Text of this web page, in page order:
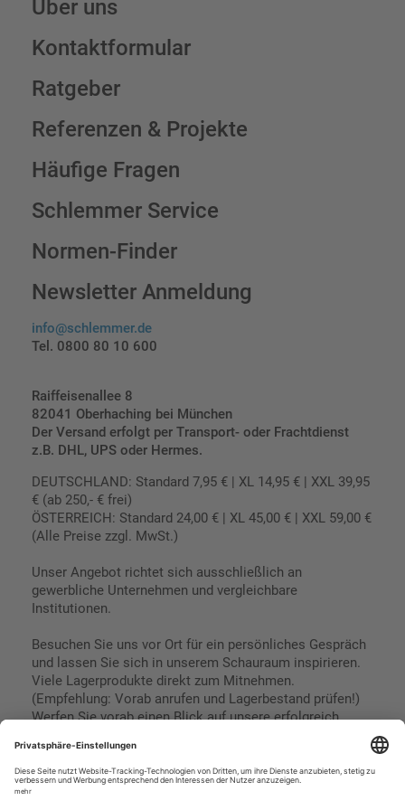
Über uns
Kontaktformular
Ratgeber
Referenzen & Projekte
Häufige Fragen
Schlemmer Service
Normen-Finder
Newsletter Anmeldung
info@schlemmer.de
Tel. 0800 80 10 600
Raiffeisenallee 8
82041 Oberhaching bei München
Der Versand erfolgt per Transport- oder Frachtdienst
z.B. DHL, UPS oder Hermes.
DEUTSCHLAND: Standard 7,95 € | XL 14,95 € | XXL 39,95
€ (ab 250,- € frei)
ÖSTERREICH: Standard 24,00 € | XL 45,00 € | XXL 59,00 €
(Alle Preise zzgl. MwSt.)
Unser Angebot richtet sich ausschließlich an
gewerbliche Unternehmen und vergleichbare
Institutionen.
Besuchen Sie uns vor Ort für ein persönliches Gespräch
und lassen Sie sich in unserem Schauraum inspirieren.
Viele Lagerprodukte direkt zum Mitnehmen.
(Empfehlung: Vorab anrufen und Lagerbestand prüfen!)
Werfen Sie vorab einen Blick auf unsere erfolgreich